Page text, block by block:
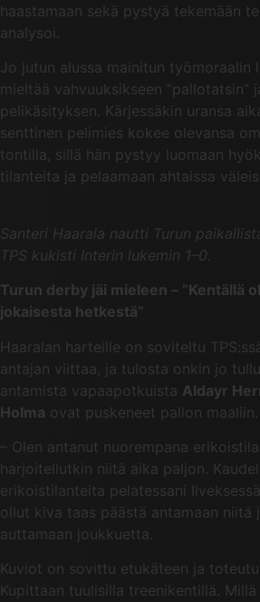
haastamaan sekä pystyä tekemään
analysoi.
Jo jutun alussa mainitun työmoraalin
mieltää vahvuuksikseen ”pallotatsin”
pelikäsityksen. Kärjessäkin uransa
senttinen pelimies kokee olevansa
tontilla, sillä hän pystyy luomaan
tilanteita ja pelaamaan ahtaissa
Santeri Haarala nautti Turun
TPS kukisti Interin lukemin 1–0.
Turun derby jäi mieleen – ”Kentällä
jokaisesta hetkestä”
Haaralan harteille on soviteltu
antajan viittaa, ja tulosta onkin jo
antamista vapaapotkuista Aldayr
Holma ovat puskeneet pallon maaliin.
– Olen antanut nuorempana
harjoitellutkin niitä aika paljon.
erikoistilanteita pelatessani
ollut kiva taas päästä antamaan niitä
auttamaan joukkuetta.
Kuviot on sovittu etukäteen ja
Kupittaan tuulisilla treenikentillä. Millä